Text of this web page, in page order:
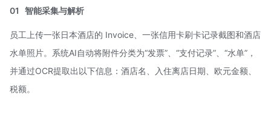
01 智能采集与解析
员工上传一张日本酒店的 Invoice、一张信用卡刷卡记录截图和酒店
水单照片。系统AI自动将附件分类为“发票”、“支付记录”、“水单”，
并通过OCR提取出以下信息：酒店名、入住离店日期、欧元金额、
税额。